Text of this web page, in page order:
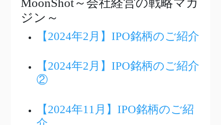
MoonShot～会社経営の戦略マガ
ジン～
【2024年2月】IPO銘柄のご紹介
【2024年2月】IPO銘柄のご紹介
②
【2024年11月】IPO銘柄のご紹